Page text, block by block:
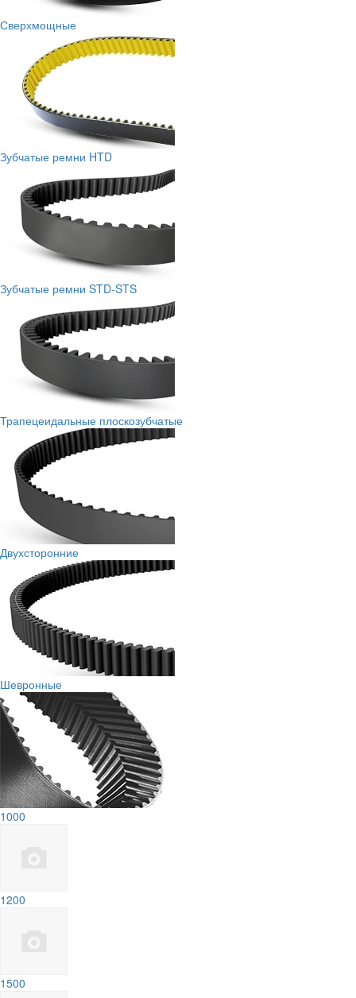
Сверхмощные
Зубчатые ремни HTD
Зубчатые ремни STD-STS
Трапецеидальные плоскозубчатые
Двухсторонние
Шевронные
1000
1200
1500